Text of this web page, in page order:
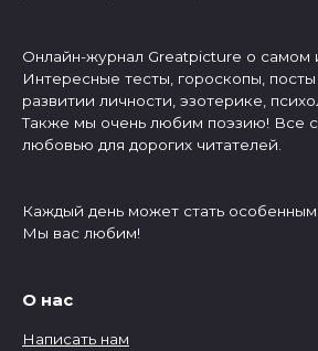
Онлайн-журнал Greatpicture о самом
Интересные тесты, гороскопы,
развитии личности, эзотерике,
Также мы очень любим поэзию! Все
любовью для дорогих читателей.
Каждый день может стать
Мы вас любим!
О нас
Написать нам